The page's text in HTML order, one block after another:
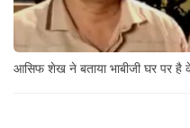
आसिफ शेख ने बताया भाबीजी घर पर है